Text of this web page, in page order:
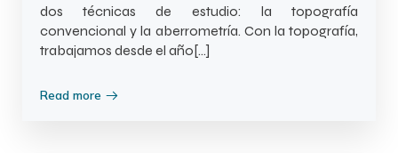
dos técnicas de estudio: la topografía
convencional y la aberrometría. Con la topografía,
trabajamos desde el año[…]
Read more